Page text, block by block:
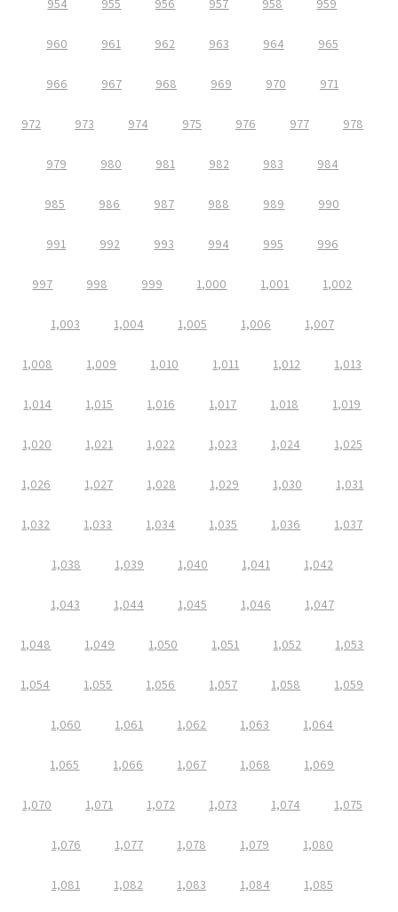
954 955 956 957 958 959
960 961 962 963 964 965
966 967 968 969 970 971
972 973 974 975 976 977 978
979 980 981 982 983 984
985 986 987 988 989 990
991 992 993 994 995 996
997 998 999 1,000 1,001 1,002
1,003 1,004 1,005 1,006 1,007
1,008 1,009 1,010 1,011 1,012 1,013
1,014 1,015 1,016 1,017 1,018 1,019
1,020 1,021 1,022 1,023 1,024 1,025
1,026 1,027 1,028 1,029 1,030 1,031
1,032 1,033 1,034 1,035 1,036 1,037
1,038 1,039 1,040 1,041 1,042
1,043 1,044 1,045 1,046 1,047
1,048 1,049 1,050 1,051 1,052 1,053
1,054 1,055 1,056 1,057 1,058 1,059
1,060 1,061 1,062 1,063 1,064
1,065 1,066 1,067 1,068 1,069
1,070 1,071 1,072 1,073 1,074 1,075
1,076 1,077 1,078 1,079 1,080
1,081 1,082 1,083 1,084 1,085